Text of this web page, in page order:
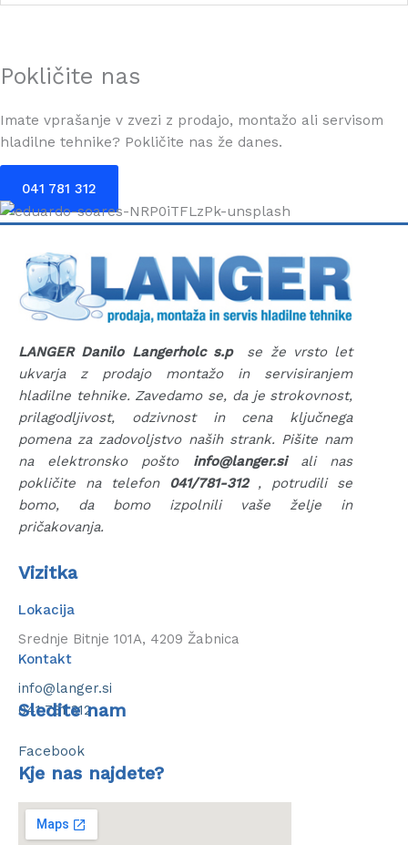
Pokličite nas
Imate vprašanje v zvezi z prodajo, montažo ali servisom
hladilne tehnike? Pokličite nas že danes.
041 781 312
LANGER Danilo Langerholc s.p
se že vrsto let
ukvarja z prodajo montažo in servisiranjem
hladilne tehnike. Zavedamo se, da je strokovnost,
prilagodljivost, odzivnost in cena ključnega
pomena za zadovoljstvo naših strank. Pišite nam
na elektronsko poštoinfo@langer.siali nas
pokličite na telefon 041/781-312, potrudili se
bomo, da bomo izpolnili vaše želje in
pričakovanja.
Vizitka
Lokacija
Srednje Bitnje 101A, 4209 Žabnica
Kontakt
info@langer.si
041 781 312
Sledite nam
Facebook
Kje nas najdete?